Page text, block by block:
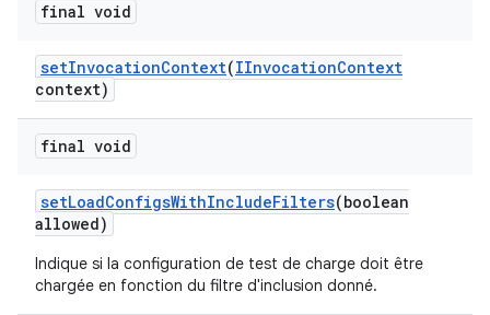
final void
setInvocationContext(IInvocationContext
context)
final void
setLoadConfigsWithIncludeFilters(boolean
allowed)
Indique si la configuration de test de charge doit être
chargée en fonction du filtre d'inclusion donné.